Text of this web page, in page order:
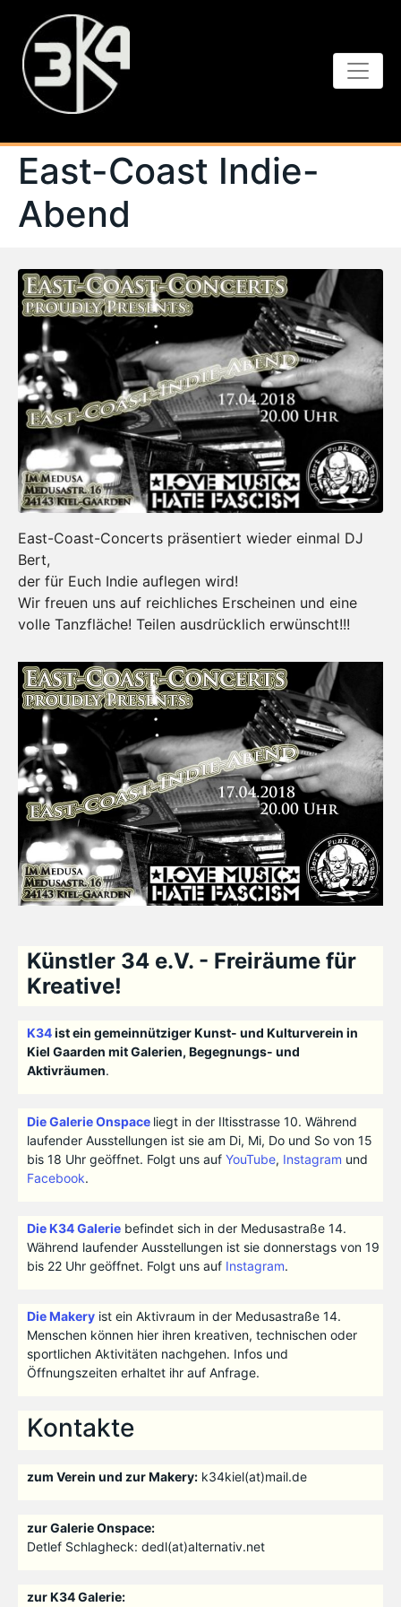
East-Coast Indie-
Abend
East-Coast-Concerts präsentiert wieder einmal DJ
Bert,
der für Euch Indie auflegen wird!
Wir freuen uns auf reichliches Erscheinen und eine
volle Tanzfläche! Teilen ausdrücklich erwünscht!!!
Künstler 34 e.V. - Freiräume für
Kreative!
K34ist ein gemeinnütziger Kunst- und Kulturverein in
Kiel Gaarden mit Galerien, Begegnungs- und
Aktivräumen.
Die Galerie Onspace liegt in der Iltisstrasse 10. Während
laufender Ausstellungen ist sie am Di, Mi, Do und So von 15
bis 18 Uhr geöffnet. Folgt uns auf YouTube, Instagram und
Facebook.
Die K34 Galeriebefindet sich in der Medusastraße 14.
Während laufender Ausstellungen ist sie donnerstags von 19
bis 22 Uhr geöffnet. Folgt uns auf Instagram.
Die Makeryist ein Aktivraum in der Medusastraße 14.
Menschen können hier ihren kreativen, technischen oder
sportlichen Aktivitäten nachgehen. Infos und
Öffnungszeiten erhaltet ihr auf Anfrage.
Kontakte
zum Verein und zur Makery:k34kiel(at)mail.de
zur Galerie Onspace:
Detlef Schlagheck: dedl(at)alternativ.net
zur K34 Galerie: